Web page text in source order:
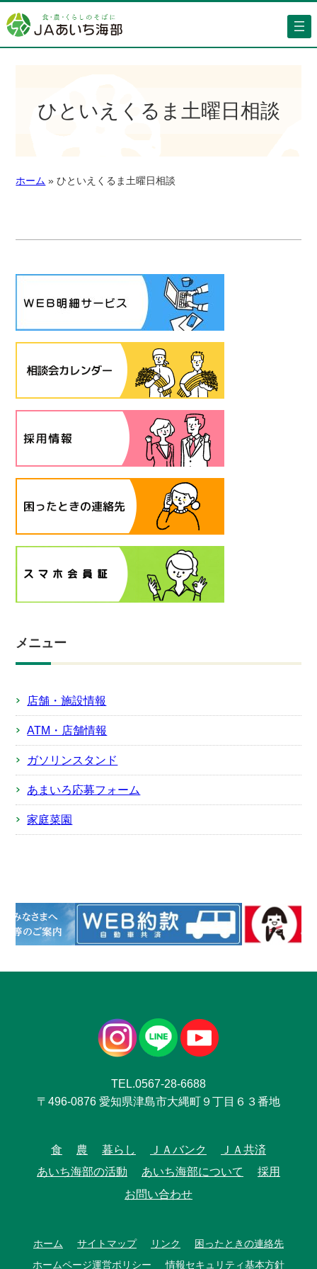
ひといえくるま土曜日相談
ホーム » ひといえくるま土曜日相談
メニュー
店舗・施設情報
ATM・店舗情報
ガソリンスタンド
あまいろ応募フォーム
家庭菜園
TEL.0567-28-6688
〒496-0876 愛知県津島市大縄町９丁目６３番地
食 農 暮らし ＪＡバンク
ＪＡ共済
あいち海部の活動
あいち海部について
採用
お問い合わせ
ホーム サイトマップ リンク
困ったときの連絡先
ホームページ運営ポリシー
情報セキュリティ基本方針